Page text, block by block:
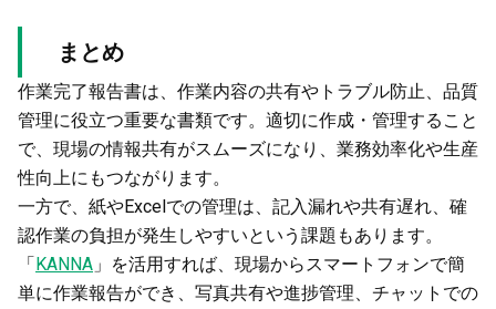
まとめ
作業完了報告書は、作業内容の共有やトラブル防止、品質
管理に役立つ重要な書類です。適切に作成・管理すること
で、現場の情報共有がスムーズになり、業務効率化や生産
性向上にもつながります。
一方で、紙やExcelでの管理は、記入漏れや共有遅れ、確
認作業の負担が発生しやすいという課題もあります。
「KANNA 」を活用すれば、現場からスマートフォンで簡
単に作業報告ができ、写真共有や進捗管理、チャットでの